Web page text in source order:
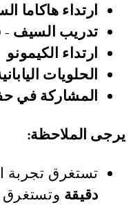
ارتداء هاكاما
تدريب السيف -
ارتداء الكيمونو
الحلويات
المشاركة في
يرجى الملاحظة:
تستغرق تجربة
دقيقة